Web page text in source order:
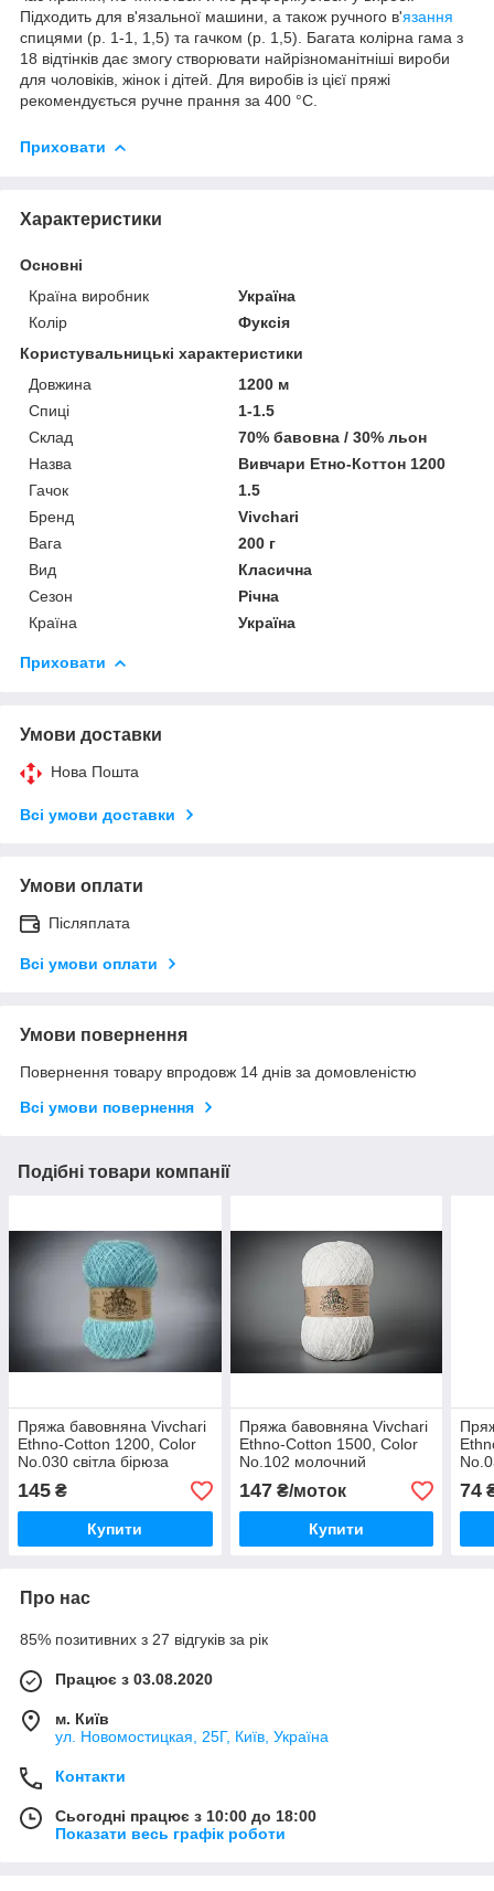
Підходить для в'язальної машини, а також ручного в'язання
спицями (р. 1-1, 1,5) та гачком (р. 1,5). Багата колірна гама з
18 відтінків дає змогу створювати найрізноманітніші вироби
для чоловіків, жінок і дітей. Для виробів із цієї пряжі
рекомендується ручне прання за 400 °C.
Приховати
Характеристики
Основні
Країна виробник
Україна
Колір
Фуксія
Користувальницькі характеристики
Довжина
1200 м
Спиці
1-1.5
Склад
70% бавовна / 30% льон
Назва
Вивчари Етно-Коттон 1200
Гачок
1.5
Бренд
Vivchari
Вага
200 г
Вид
Класична
Сезон
Річна
Країна
Україна
Приховати
Умови доставки
Нова Пошта
Всі умови доставки
Умови оплати
Післяплата
Всі умови оплати
Умови повернення
Повернення товару впродовж 14 днів за домовленістю
Всі умови повернення
Подібні товари компанії
Пряжа бавовняна Vivchari
Ethno-Cotton 1200, Color
No.030 світла бірюза
145 ₴
Купити
Пряжа бавовняна Vivchari
Ethno-Cotton 1500, Color
No.102 молочний
147₴/моток
Купити
74
Про нас
85% позитивних з 27 відгуків за рік
Працює з 03.08.2020
м. Київ
ул. Новомостицкая, 25Г, Київ, Україна
Контакти
Сьогодні працює з 10:00 до 18:00
Показати весь графік роботи